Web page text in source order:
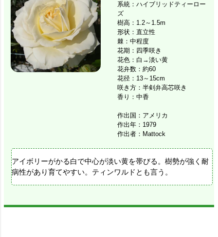
系統：ハイブリッドティーロー
ズ
樹高：1.2～1.5m
形状：直立性
棘：中程度
花期：四季咲き
花色：白→淡い黄
花弁数：約60
花径：13～15cm
咲き方：半剣弁高芯咲き
香り：中香
作出国：アメリカ
作出年：1979
作出者：Mattock
アイボリーがかる白で中心が淡い黄を帯びる。樹勢が強く耐
病性があり育てやすい。ティンワルドとも言う。